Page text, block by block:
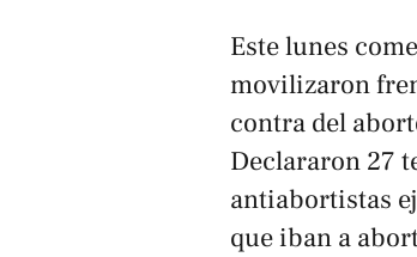
Este lunes
movilizaron
contra del
Declararon 27
antiabortistas
que iban a